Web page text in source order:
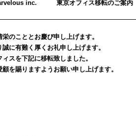
inc. 東京オフィス移転のご案内
のこととお慶び申し上げます。
に有難く厚くお礼申し上げます。
スを下記に移転致しました。
を賜りますようお願い申し上げます。